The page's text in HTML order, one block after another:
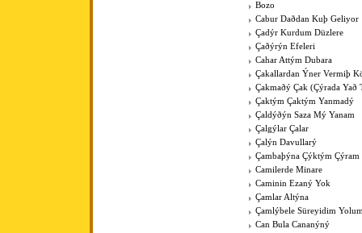
Bozo
Cabur Daðdan Kuþ Geliyor
Çadýr Kurdum Düzlere
Çaðýrýn Efeleri
Cahar Attým Dubara
Çakallardan Ýner Vermiþ
Çakmaðý Çak (Çýrada Yað
Çaktým Çaktým Yanmadý
Çaldýðýn Saza Mý Yanam
Çalgýlar Çalar
Çalýn Davullarý
Çambaþýna Çýktým Çýram
Camilerde Minare
Caminin Ezaný Yok
Çamlar Altýna
Çamlýbele Süreyidim
Can Bula Cananýný